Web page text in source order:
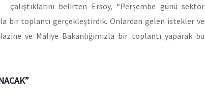
çalıştıklarını belirten Ersoy, “Perşembe günü sektör
bir toplantı gerçekleştirdik. Onlardan gelen istekler ve
ve Maliye Bakanlığımızla bir toplantı yaparak bu